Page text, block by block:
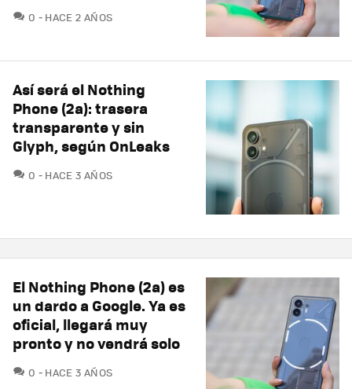
0 COMENTARIOS
HACE 2 AÑOS
Así será el Nothing
Phone (2a): trasera
transparente y sin
Glyph, según OnLeaks
0 COMENTARIOS
HACE 3 AÑOS
El Nothing Phone (2a) es
un dardo a Google. Ya es
oficial, llegará muy
pronto y no vendrá solo
0 COMENTARIOS
HACE 3 AÑOS